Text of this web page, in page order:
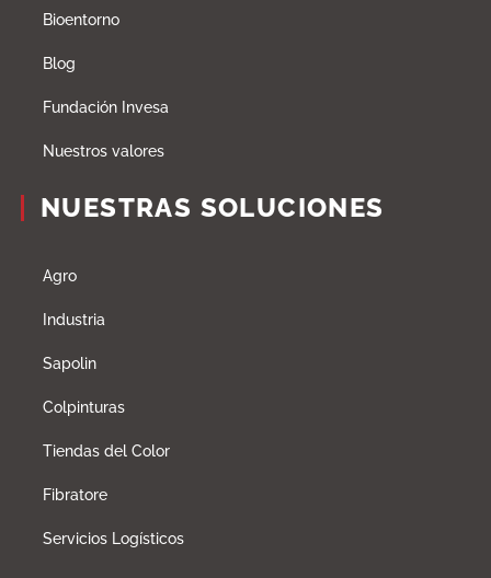
Bioentorno
Blog
Fundación Invesa
Nuestros valores
NUESTRAS SOLUCIONES
Agro
Industria
Sapolin
Colpinturas
Tiendas del Color
Fibratore
Servicios Logísticos